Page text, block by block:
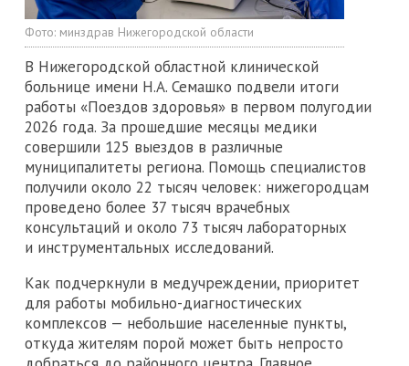
Фото: минздрав Нижегородской области
В Нижегородской областной клинической
больнице имени Н.А. Семашко подвели итоги
работы «Поездов здоровья» в первом полугодии
2026 года. За прошедшие месяцы медики
совершили 125 выездов в различные
муниципалитеты региона. Помощь специалистов
получили около 22 тысяч человек: нижегородцам
проведено более 37 тысяч врачебных
консультаций и около 73 тысяч лабораторных
и инструментальных исследований.
Как подчеркнули в медучреждении, приоритет
для работы мобильно-диагностических
комплексов — небольшие населенные пункты,
откуда жителям порой может быть непросто